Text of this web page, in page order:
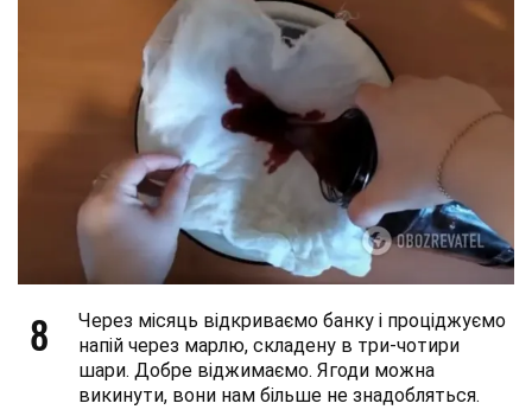
8
Через місяць відкриваємо банку і проціджуємо
напій через марлю, складену в три-чотири
шари. Добре віджимаємо. Ягоди можна
викинути, вони нам більше не знадобляться.